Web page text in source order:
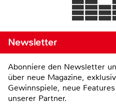
Newsletter
Abonniere den Newsletter
über neue Magazine,
Gewinnspiele, neue
unserer Partner.